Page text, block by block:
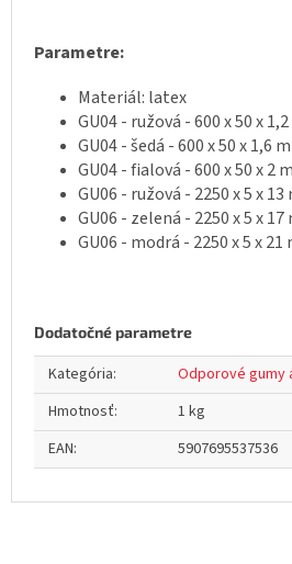
Parametre:
Materiál: latex
GU04 - ružová - 600 x 50 x
GU04 - šedá - 600 x 50 x 1,6
GU04 - fialová - 600 x 50 x 2
GU06 - ružová - 2250 x 5 x
GU06 - zelená - 2250 x 5 x
GU06 - modrá - 2250 x 5 x
Dodatočné parametre
Kategória:
Odporové gumy
Hmotnosť:
1 kg
EAN: 5907695537536